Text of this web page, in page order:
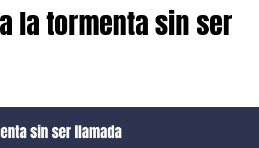
la tormenta sin ser